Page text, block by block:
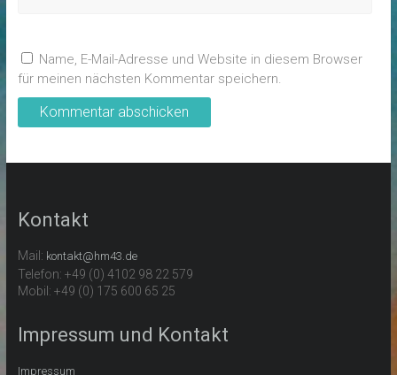
Name, E-Mail-Adresse und Website in diesem Browser
für meinen nächsten Kommentar speichern.
Kontakt
Mail: kontakt@hm43.de
Telefon: +49 (0) 4102 98 22 579
Mobil: +49 (0) 175 600 65 25
Impressum und Kontakt
Impressum